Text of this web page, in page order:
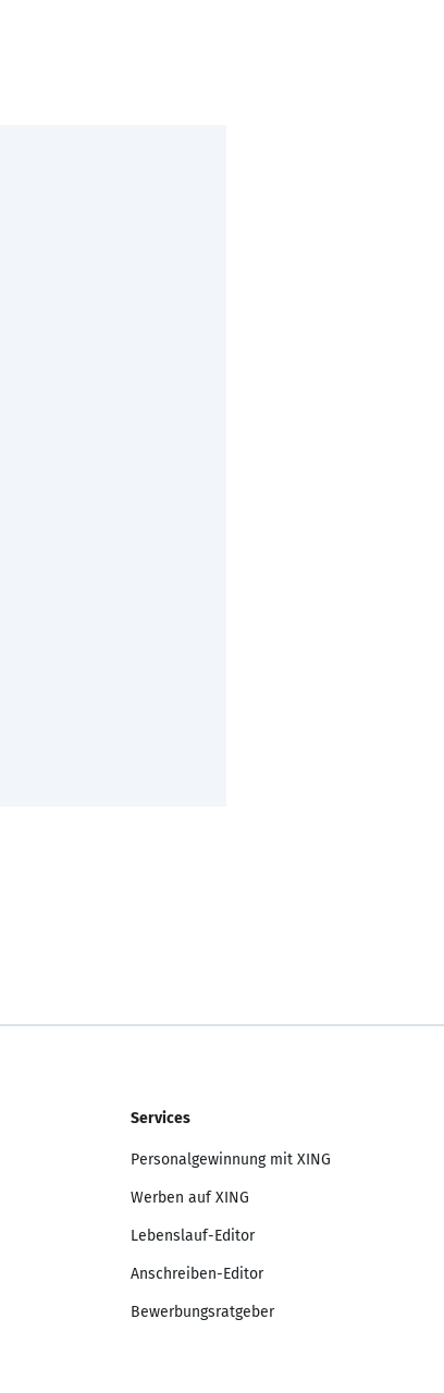
Services
Personalgewinnung mit XING
Werben auf XING
Lebenslauf-Editor
Anschreiben-Editor
Bewerbungsratgeber